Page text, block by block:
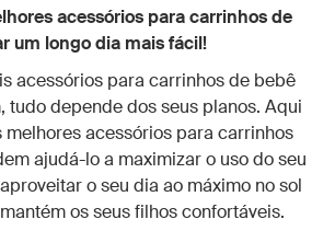
acessórios para carrinhos de
um longo dia mais fácil!
acessórios para carrinhos de bebê
tudo depende dos seus planos. Aqui
melhores acessórios para carrinhos
ajudá-lo a maximizar o uso do seu
o seu dia ao máximo no sol
os seus filhos confortáveis.